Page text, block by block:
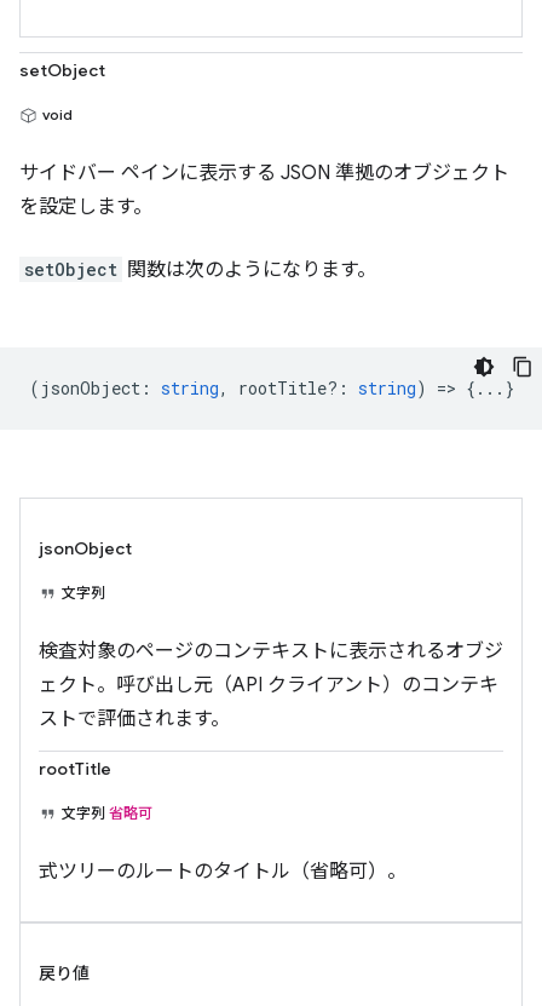
setObject
void
サイドバー ペインに表示する JSON 準拠のオブジェクト
を設定します。
setObject 関数は次のようになります。
( jsonObject : string, rootTitle? : string) => {...}
jsonObject
文字列
検査対象のページのコンテキストに表示されるオブジ
ェクト。呼び出し元（API クライアント）のコンテキ
ストで評価されます。
rootTitle
文字列 省略可
式ツリーのルートのタイトル（省略可）。
戻り値